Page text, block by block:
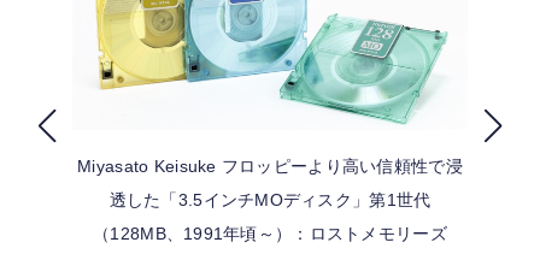
FOLLOW US
Miyasato Keisuke フロッピーより高い信頼性で浸
透した「3.5インチMOディスク」第1世代
（128MB、1991年頃～）：ロストメモリーズ